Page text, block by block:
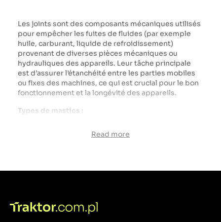
Les joints sont des composants mécaniques utilisés
pour empêcher les fuites de fluides (par exemple
huile, carburant, liquide de refroidissement)
provenant de diverses pièces mécaniques ou
hydrauliques des appareils. Leur tâche principale
est d’assurer l’étanchéité entre les parties mobiles
ou fixes des machines, ce qui est crucial pour le bon
fonctionnement et la longévité des appareils.
Types de mastics :
roulements, des moteurs, des engrenages et autres
Produits d'étanchéité plats : utilisés entre deux
surfaces planes pour éviter les fuites entre elles, par
Read more